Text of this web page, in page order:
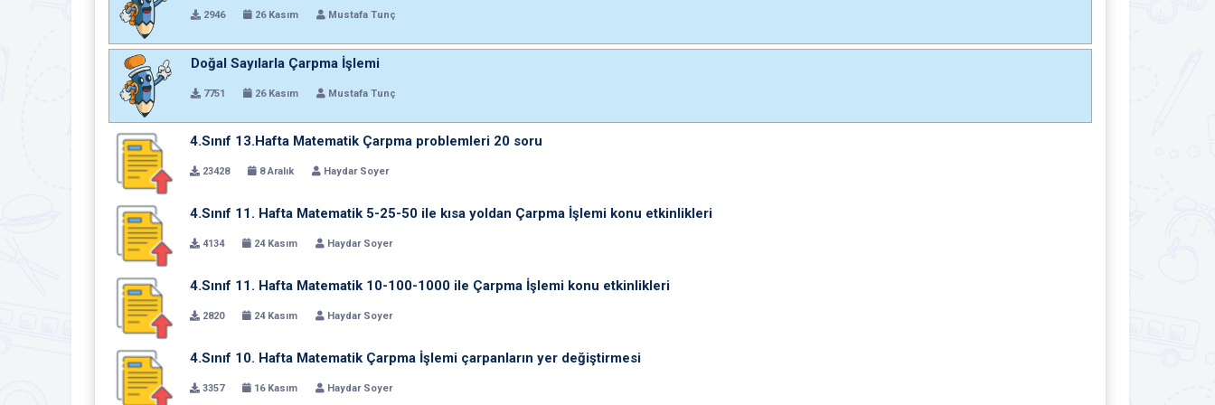
2946 26 Kasım Mustafa Tunç
Doğal Sayılarla Çarpma İşlemi
7751 26 Kasım Mustafa Tunç
4.Sınıf 13.Hafta Matematik Çarpma problemleri 20 soru
23428 8 Aralık Haydar Soyer
4.Sınıf 11. Hafta Matematik 5-25-50 ile kısa yoldan Çarpma İşlemi konu etkinlikleri
4134 24 Kasım Haydar Soyer
4.Sınıf 11. Hafta Matematik 10-100-1000 ile Çarpma İşlemi konu etkinlikleri
2820 24 Kasım Haydar Soyer
4.Sınıf 10. Hafta Matematik Çarpma İşlemi çarpanların yer değiştirmesi
3357 16 Kasım Haydar Soyer